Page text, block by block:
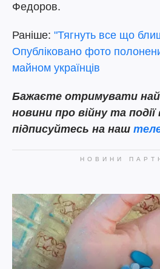
Федоров.
Раніше: "Тягнуть все що
Опубліковано фото
майном українців
Бажаєте отримувати
новини про війну та події
підписуйтесь на наш